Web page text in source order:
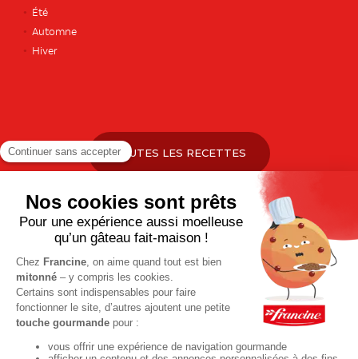
Été
Automne
Hiver
TOUTES LES RECETTES
Pour votre santé, pratiquez une activité physique régulière. Plus
d’infos surwww.mangerbouger.fr